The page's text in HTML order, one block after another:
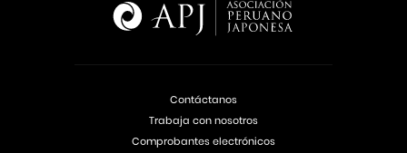
Contáctanos
Trabaja con nosotros
Comprobantes electrónicos